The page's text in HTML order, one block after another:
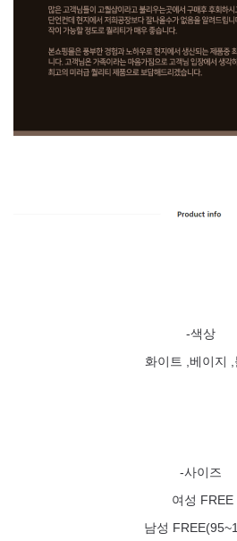
-색상
화이트 ,베이지 ,
-사이즈
여성 FREE
남성